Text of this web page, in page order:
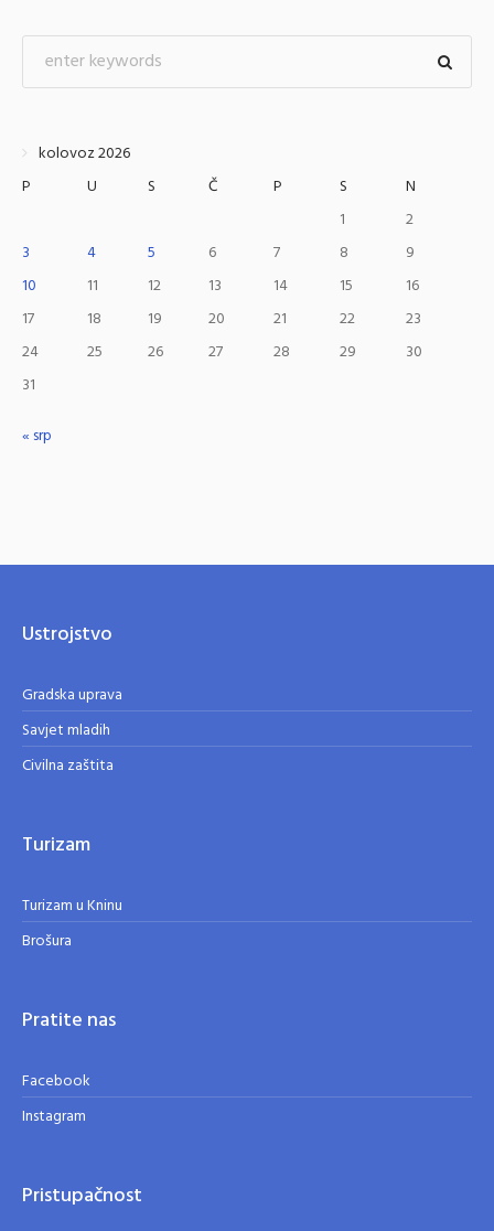
kolovoz 2026
P
U S Č P S
N
1
2
3
4 5 6 7 8
9
10
11 12 13 14 15
16
17
18 19 20 21 22
23
24
25 26 27 28 29
30
31
« srp
Ustrojstvo
Gradska uprava
Savjet mladih
Civilna zaštita
Turizam
Turizam u Kninu
Brošura
Pratite nas
Facebook
Instagram
Pristupačnost